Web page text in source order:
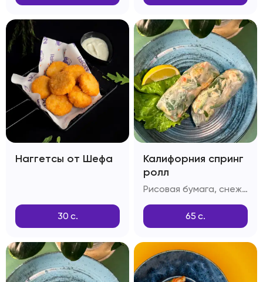
Наггетсы от Шефа
30 с.
Калифорния спринг
ролл
Рисовая бумага, снежный краб, огурец, тобико
65 с.